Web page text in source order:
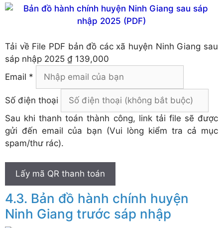
Tải về File PDF bản đồ các xã huyện Ninh Giang sau
sáp nhập 2025 ₫ 139,000
Email *
Số điện thoại
Sau khi thanh toán thành công, link tải file sẽ được
gửi đến email của bạn (Vui lòng kiểm tra cả mục
spam/thư rác).
Lấy mã QR thanh toán
Bản đồ hành chính huyện
Ninh Giang trước sáp nhập